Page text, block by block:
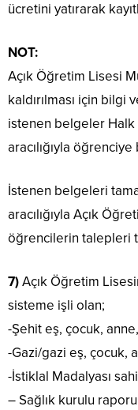
ücretini yatırarak
NOT:
Açık Öğretim Lisesi
kaldırılması için bilgi
istenen belgeler
aracılığıyla
İstenen belgeleri
aracılığıyla Açık
öğrencilerin talepleri
7)Açık Öğretim
sisteme işli olan;
-Şehit eş, çocuk,
-Gazi/gazi eş, çocuk,
-İstiklal Madalyası
– Sağlık kurulu